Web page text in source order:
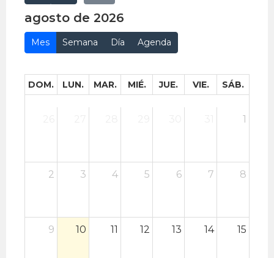
agosto de 2026
Mes Semana Día Agenda
DOM. LUN. MAR. MIÉ. JUE. VIE. SÁB.
1
2 3 4 5 6 7 8
9 10 11 12 13 14 15